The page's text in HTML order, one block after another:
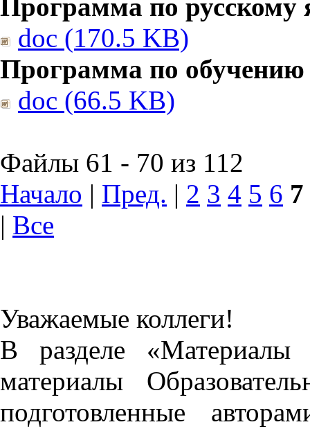
Программа по русскому
doc (170.5 KB)
Программа по обучению
doc (66.5 KB)
Файлы 61 - 70 из 112
Начало | Пред. | 2 3 4 5 6 7
| Все
Уважаемые коллеги!
В разделе «Материалы
материалы
подготовленные